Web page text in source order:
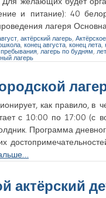
и питание): 40
лагеря
актёрский лагерь
конец августа, конец лета
пребывания лагерь по будням
лагерь
как правило,
с 10:00 по 17:00
Программа
актёрский